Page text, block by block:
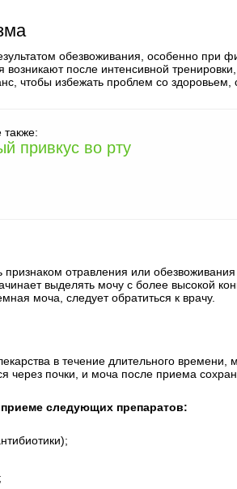
обезвоживания, особенно при
после интенсивной
чтобы избежать проблем со
также:
привкус во рту
отравления или
выделять мочу с более высокой
моча, следует обратиться к врачу.
в течение длительного времени,
через почки, и моча после приема
следующих препаратов: